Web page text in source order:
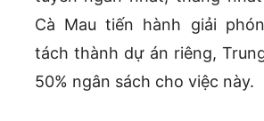
Cà Mau tiến hành giải
tách thành dự án riêng,
50% ngân sách cho việc này.